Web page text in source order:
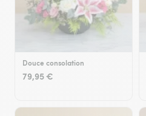
Douce consolation
79,95 €